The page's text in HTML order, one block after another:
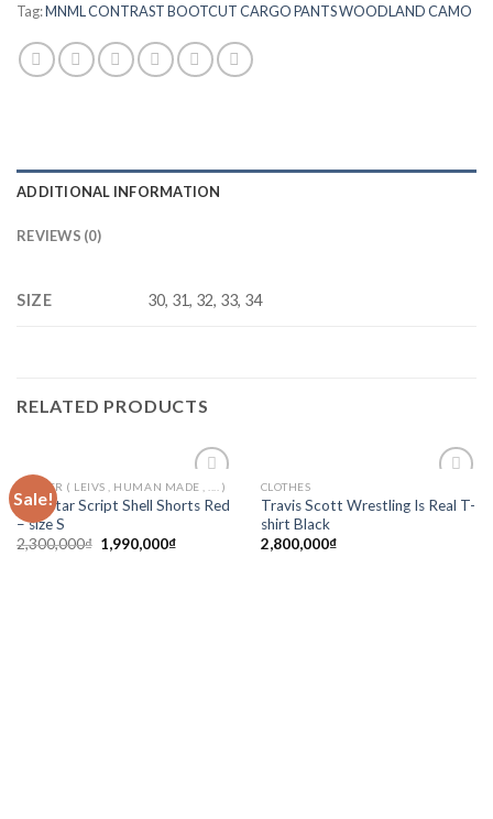
Tag:MNML CONTRAST BOOTCUT CARGO PANTS WOODLAND CAMO
ADDITIONAL INFORMATION
REVIEWS (0)
SIZE 30, 31, 32, 33, 34
RELATED PRODUCTS
Sale!
Add to
wishlist
ORTHER ( LEIVS , HUMAN MADE , .... )
Trapstar Script Shell Shorts Red
– size S
2,300,000₫ 1,990,000₫
wishlist
CLOTHES
Travis Scott Wrestling Is Real T-
shirt Black
2,800,000₫